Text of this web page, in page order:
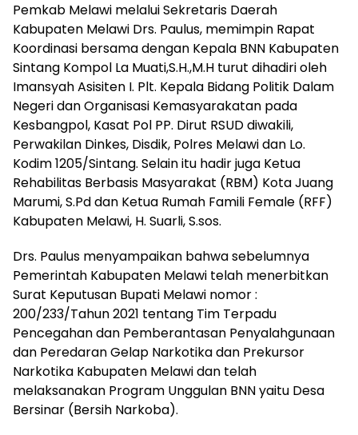
Pemkab Melawi melalui Sekretaris Daerah
Kabupaten Melawi Drs. Paulus, memimpin Rapat
Koordinasi bersama dengan Kepala BNN Kabupaten
Sintang Kompol La Muati,S.H.,M.H turut dihadiri oleh
Imansyah Asisiten I. Plt. Kepala Bidang Politik Dalam
Negeri dan Organisasi Kemasyarakatan pada
Kesbangpol, Kasat Pol PP. Dirut RSUD diwakili,
Perwakilan Dinkes, Disdik, Polres Melawi dan Lo.
Kodim 1205/Sintang. Selain itu hadir juga Ketua
Rehabilitas Berbasis Masyarakat (RBM) Kota Juang
Marumi, S.Pd dan Ketua Rumah Famili Female (RFF)
Kabupaten Melawi, H. Suarli, S.sos.
Drs. Paulus menyampaikan bahwa sebelumnya
Pemerintah Kabupaten Melawi telah menerbitkan
Surat Keputusan Bupati Melawi nomor :
200/233/Tahun 2021 tentang Tim Terpadu
Pencegahan dan Pemberantasan Penyalahgunaan
dan Peredaran Gelap Narkotika dan Prekursor
Narkotika Kabupaten Melawi dan telah
melaksanakan Program Unggulan BNN yaitu Desa
Bersinar (Bersih Narkoba).